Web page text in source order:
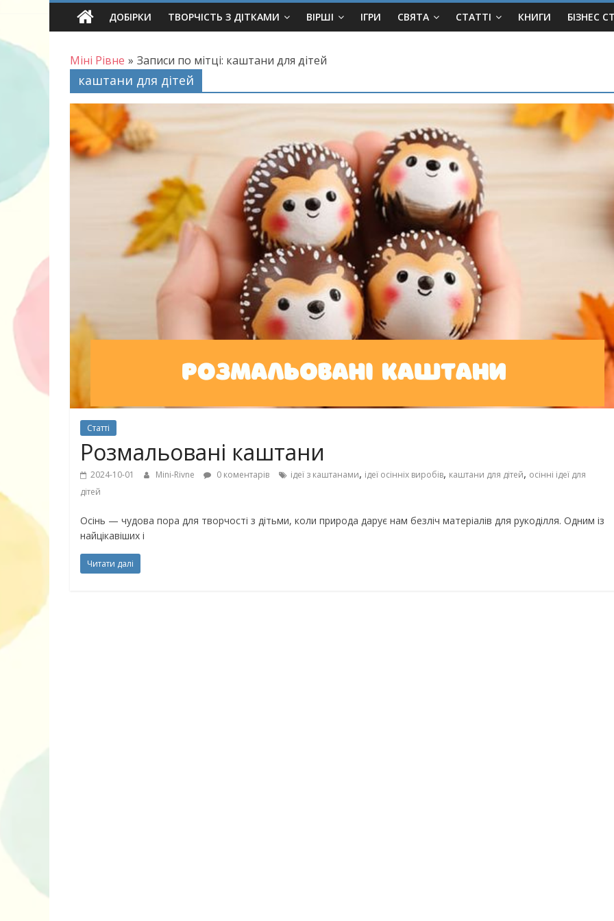
Skip
ДОБІРКИ ТВОРЧІСТЬ З ДІТКАМИ ВІРШІ ІГРИ СВЯТА СТАТТІ КНИГИ БІЗНЕС
Міні Рівне » Записи по мітці: каштани для дітей
каштани для дітей
Статті
Розмальовані каштани
2024-10-01 Mini-Rivne 0 коментарів ідеї з каштанами, ідеї осінніх виробів, каштани для дітей, осінні ідеї для
дітей
Осінь — чудова пора для творчості з дітьми, коли природа дарує нам безліч матеріалів для рукоділля. Одним із
найцікавіших і
Читати далі
30 найкрасивіших пісень про
Чарівні українські колискові
пісні для дітей (слова та